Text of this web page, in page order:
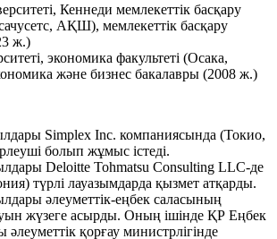
Кеннеди мемлекеттік басқару
АҚШ), мемлекеттік басқару
ж.)
экономика факультеті (Осака,
және бизнес бакалавры (2008 ж.)
Simplex Inc. компаниясында (Токио,
болып жұмыс істеді.
Deloitte Tohmatsu Consulting LLC-де
түрлі лауазымдарда қызмет атқарды.
әлеуметтік-еңбек саласының
жүзеге асырды. Оның ішінде ҚР Еңбек
қорғау министрлігінде